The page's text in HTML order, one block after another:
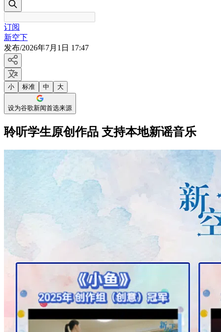
订阅
新空下
发布/2026年7月1日 17:47
小 标准 中 大
设为谷歌新闻首选来源
聆听学生原创作品 支持本地新谣音乐